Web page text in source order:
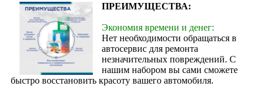
ПРЕИМУЩЕСТВА:
Экономия времени и денег:
Нет необходимости обращаться в
автосервис для ремонта
незначительных повреждений. С
нашим набором вы сами сможете
быстро восстановить красоту вашего автомобиля.